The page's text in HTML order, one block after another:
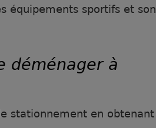
équipements sportifs et son
déménager à
stationnement en obtenant